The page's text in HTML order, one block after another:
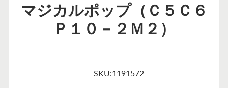
マジカルポップ（Ｃ５Ｃ６
Ｐ１０－２Ｍ２）
SKU:1191572